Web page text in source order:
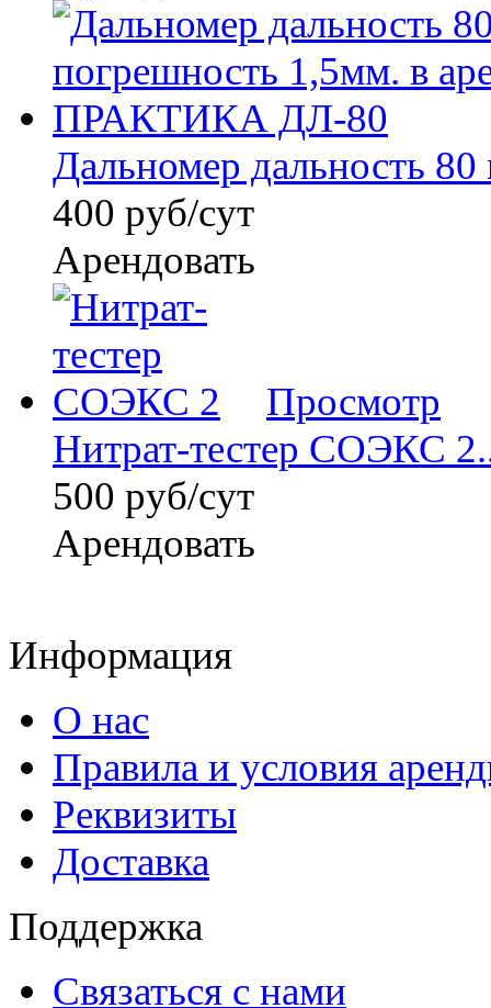
Дальномер дальность 80
400 руб/сут
Арендовать
Просмотр
Нитрат-тестер СОЭКС
500 руб/сут
Арендовать
Информация
О нас
Правила и условия
Реквизиты
Доставка
Поддержка
Связаться с нами